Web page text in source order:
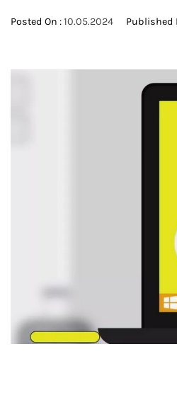
Posted On :10.05.2024 Published